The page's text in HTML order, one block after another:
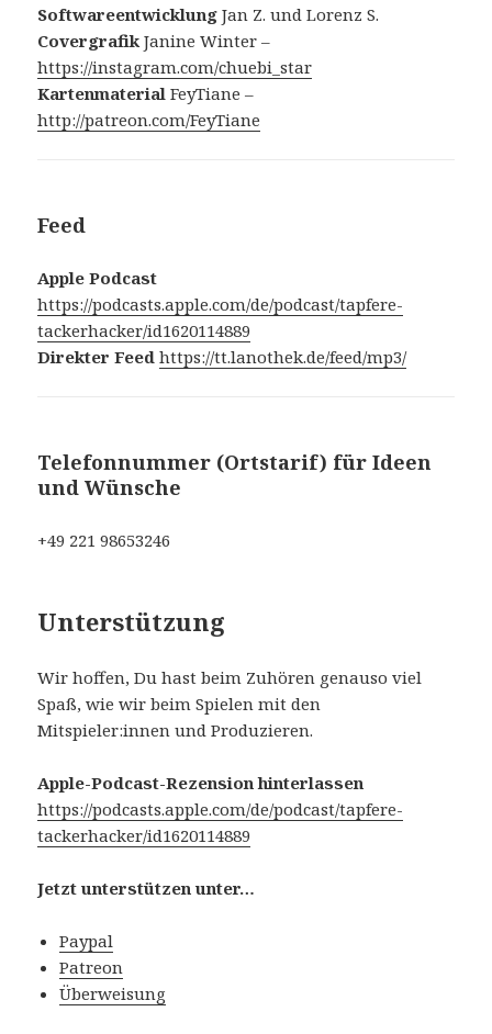
Softwareentwicklung Jan Z. und Lorenz S.
CovergrafikJanine Winter –
https://instagram.com/chuebi_star
Kartenmaterial FeyTiane –
http://patreon.com/FeyTiane
Feed
Apple Podcast
https://podcasts.apple.com/de/podcast/tapfere-
tackerhacker/id1620114889
Direkter Feed https://tt.lanothek.de/feed/mp3/
Telefonnummer (Ortstarif) für Ideen
und Wünsche
‭+49 221 98653246‬
Unterstützung
Wir hoffen, Du hast beim Zuhören genauso viel
Spaß, wie wir beim Spielen mit den
Mitspieler:innen und Produzieren.
Apple-Podcast-Rezension hinterlassen
https://podcasts.apple.com/de/podcast/tapfere-
tackerhacker/id1620114889
Jetzt unterstützen unter…
Paypal
Patreon
Überweisung